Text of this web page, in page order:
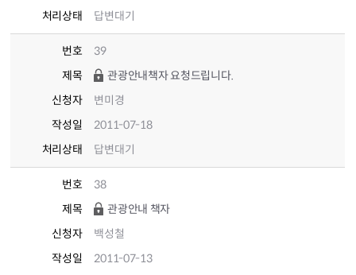
처리상태
답변대기
번호
39
제목
관광안내책자 요청드립니다.
신청자
변미경
작성일
2011-07-18
처리상태
답변대기
번호
38
제목
관광안내 책자
신청자
백성철
작성일
2011-07-13